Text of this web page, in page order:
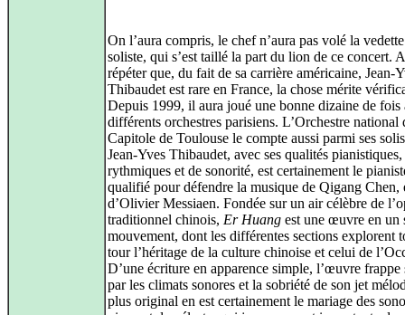
On l’aura compris, le chef n’aura pas volé la
soliste, qui s’est taillé la part du lion de ce concert.
répéter que, du fait de sa carrière américaine, Jean-
Thibaudet est rare en France, la chose mérite
Depuis 1999, il aura joué une bonne dizaine de fois
différents orchestres parisiens. L’Orchestre national
Capitole de Toulouse le compte aussi parmi ses
Jean-Yves Thibaudet, avec ses qualités pianistiques,
rythmiques et de sonorité, est certainement le
qualifié pour défendre la musique de Qigang Chen,
d’Olivier Messiaen. Fondée sur un air célèbre de
traditionnel chinois, Er Huang est une œuvre en un
mouvement, dont les différentes sections explorent
tour l’héritage de la culture chinoise et celui de
D’une écriture en apparence simple, l’œuvre frappe
par les climats sonores et la sobriété de son jet
plus original en est certainement le mariage des